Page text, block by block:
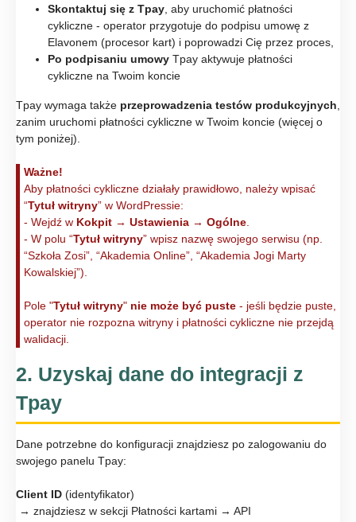
Skontaktuj się z Tpay , aby uruchomić płatności
cykliczne - operator przygotuje do podpisu umowę z
Elavonem (procesor kart) i poprowadzi Cię przez proces,
Po podpisaniu umowy Tpay aktywuje płatności
cykliczne na Twoim koncie
Tpay wymaga także przeprowadzenia testów produkcyjnych
zanim uruchomi płatności cykliczne w Twoim koncie (więcej o
tym poniżej).
Ważne!
Aby płatności cykliczne działały prawidłowo, należy wpisać
“Tytuł witryny” w WordPressie:
- Wejdź w Kokpit → Ustawienia → Ogólne
- W polu “Tytuł witryny” wpisz nazwę swojego serwisu (np.
“Szkoła Zosi”, “Akademia Online”, “Akademia Jogi Marty
Kowalskiej”).
Pole "Tytuł witryny" nie może być puste - jeśli będzie puste,
operator nie rozpozna witryny i płatności cykliczne nie przejdą
walidacji.
2. Uzyskaj dane do integracji z
Tpay
Dane potrzebne do konfiguracji znajdziesz po zalogowaniu do
swojego panelu Tpay:
Client ID (identyfikator)
→ znajdziesz w sekcji Płatności kartami → API